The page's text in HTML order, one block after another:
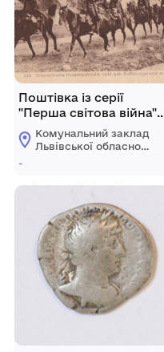
Поштівка із серії
"Перша світова війна"
№ 329 Австрійський
гусарський патруль
Комунальний заклад
Львівської обласної
-